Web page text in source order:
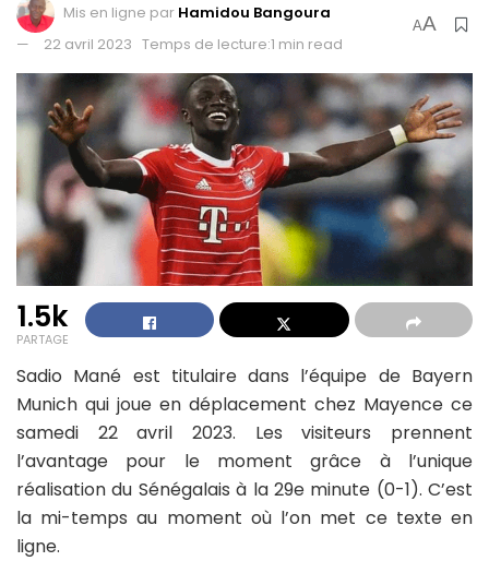
Mis en ligne par Hamidou Bangoura
22 avril 2023 Temps de lecture:1 min read
AA
1.5k
PARTAGE
Sadio Mané est titulaire dans l’équipe de Bayern
Munich qui joue en déplacement chez Mayence ce
samedi 22 avril 2023. Les visiteurs prennent
l’avantage pour le moment grâce à l’unique
réalisation du Sénégalais à la 29e minute (0-1). C’est
la mi-temps au moment où l’on met ce texte en
ligne.